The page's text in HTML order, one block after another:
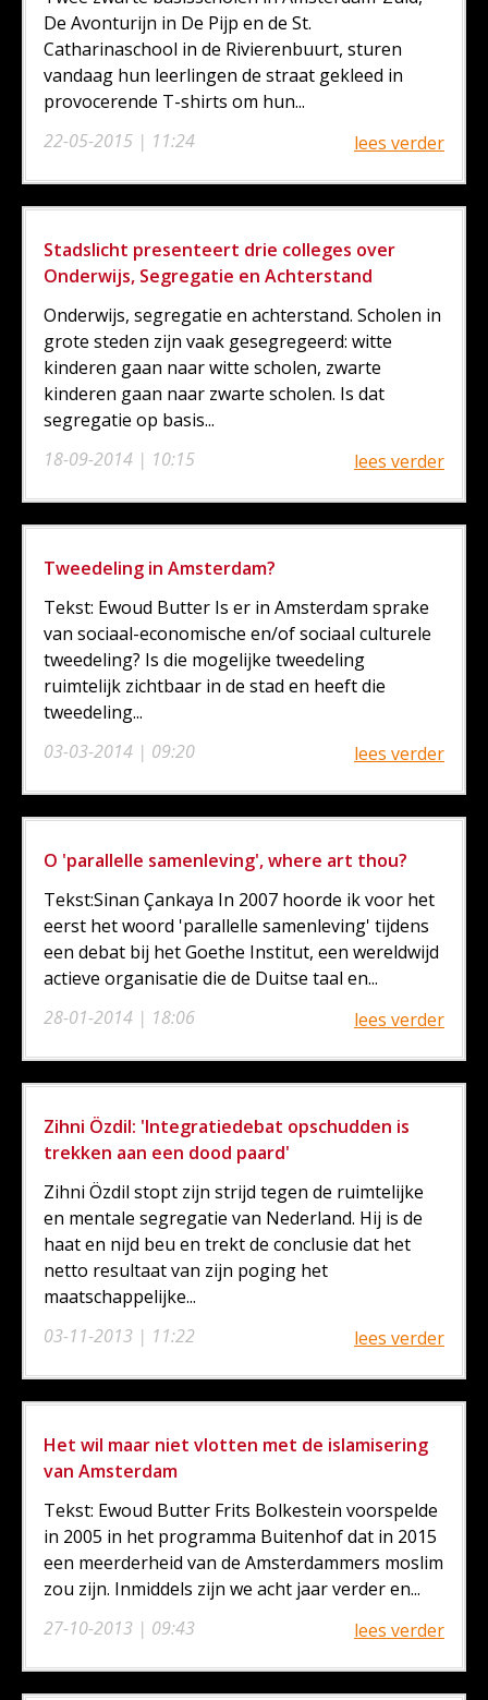
22-05-2015 | 11:24
De Avonturijn in De Pijp en de St.
Catharinaschool in de Rivierenbuurt, sturen
vandaag hun leerlingen de straat gekleed in
provocerende T-shirts om hun...
lees verder
Stadslicht presenteert drie colleges over
Onderwijs, Segregatie en Achterstand
18-09-2014 | 10:15
Onderwijs, segregatie en achterstand. Scholen in
grote steden zijn vaak gesegregeerd: witte
kinderen gaan naar witte scholen, zwarte
kinderen gaan naar zwarte scholen. Is dat
segregatie op basis...
lees verder
Tweedeling in Amsterdam?
03-03-2014 | 09:20
Tekst: Ewoud Butter Is er in Amsterdam sprake
van sociaal-economische en/of sociaal culturele
tweedeling? Is die mogelijke tweedeling
ruimtelijk zichtbaar in de stad en heeft die
tweedeling...
lees verder
O 'parallelle samenleving', where art thou?
28-01-2014 | 18:06
Tekst:Sinan Çankaya In 2007 hoorde ik voor het
eerst het woord 'parallelle samenleving' tijdens
een debat bij het Goethe Institut, een wereldwijd
actieve organisatie die de Duitse taal en...
lees verder
Zihni Özdil: 'Integratiedebat opschudden is
trekken aan een dood paard'
03-11-2013 | 11:22
Zihni Özdil stopt zijn strijd tegen de ruimtelijke
en mentale segregatie van Nederland. Hij is de
haat en nijd beu en trekt de conclusie dat het
netto resultaat van zijn poging het
maatschappelijke...
lees verder
Het wil maar niet vlotten met de islamisering
van Amsterdam
27-10-2013 | 09:43
Tekst: Ewoud Butter Frits Bolkestein voorspelde
in 2005 in het programma Buitenhof dat in 2015
een meerderheid van de Amsterdammers moslim
zou zijn. Inmiddels zijn we acht jaar verder en...
lees verder